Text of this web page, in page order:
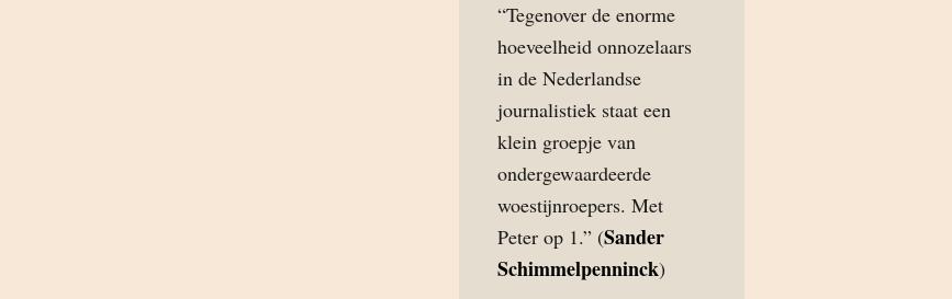
“Tegenover de enorme
hoeveelheid onnozelaars
in de Nederlandse
journalistiek staat een
klein groepje van
ondergewaardeerde
woestijnroepers. Met
Peter op 1.” (Sander
Schimmelpenninck)